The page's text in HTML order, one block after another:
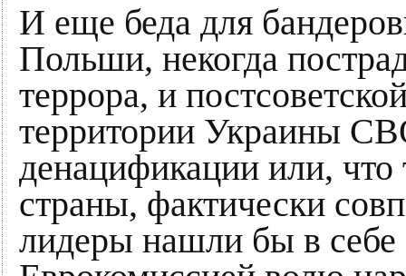
И еще беда для
Польши, некогда
террора, и
территории Украины
денацификации или, что
страны, фактически
лидеры нашли бы в себе